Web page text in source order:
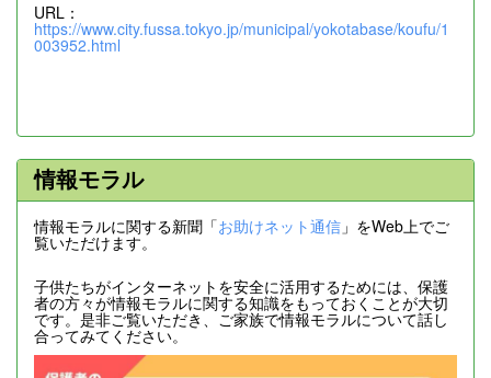
URL：
https://www.city.fussa.tokyo.jp/municipal/yokotabase/koufu/1
003952.html
情報モラル
情報モラルに関する新聞「お助けネット通信 」をWeb上でご
覧いただけます。
子供たちがインターネットを安全に活用するためには、保護
者の方々が情報モラルに関する知識をもっておくことが大切
です。是非ご覧いただき、ご家族で情報モラルについて話し
合ってみてください。